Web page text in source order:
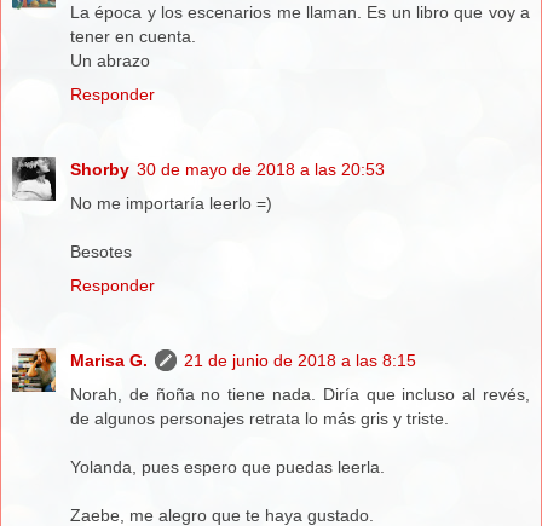
La época y los escenarios me llaman. Es un libro que voy a
tener en cuenta.
Un abrazo
Responder
Shorby 30 de mayo de 2018 a las 20:53
No me importaría leerlo =)
Besotes
Responder
Marisa G.
21 de junio de 2018 a las 8:15
Norah, de ñoña no tiene nada. Diría que incluso al revés,
de algunos personajes retrata lo más gris y triste.
Yolanda, pues espero que puedas leerla.
Zaebe, me alegro que te haya gustado.